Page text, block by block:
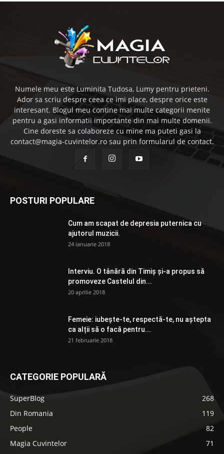
Numele meu este Luminita Tudosa, Lumy pentru prieteni.
Ador sa scriu despre ceea ce imi place, despre orice este
interesant. Blogul meu contine mai multe categorii menite
pentru a gasi informatii importante din mai multe domenii.
Cine doreste sa colaboreze cu mine ma puteti gasi la
contact@magia-cuvintelor.ro sau prin formularul de contact.
POSTURI POPULARE
Cum am scapat de depresia puternica cu
ajutorul muzicii.
24 ianuarie 2018
Interviu. O tânără din Timiș și-a propus să
promoveze Castelul din...
20 aprilie 2018
Femeie: iubește-te, respectă-te, nu aștepta
ca alții să o facă pentru...
21 februarie 2018
CATEGORIE POPULARĂ
SuperBlog
268
Din Romania
119
People
82
Magia Cuvintelor
71